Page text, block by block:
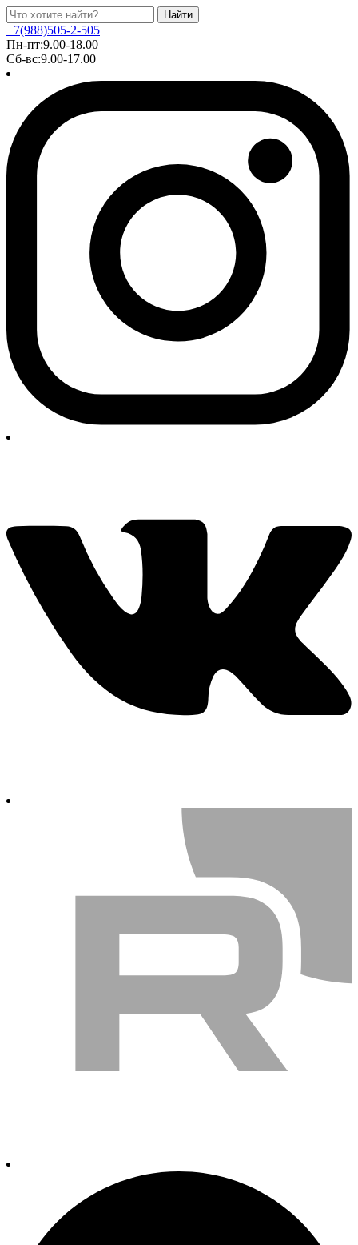
Найти
+7(988)505-2-505
Пн-пт:9.00-18.00
Сб-вс:9.00-17.00